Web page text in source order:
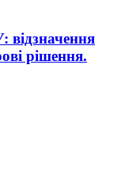
відзначення
рішення.